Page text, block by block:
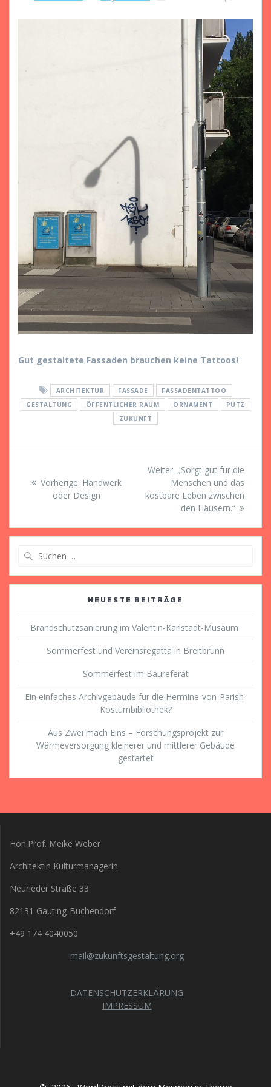
Gut gestaltete Fassaden brauchen keine Tattoos!
ARCHITEKTUR FASSADE
FASSADENTATTOO
GESTALTUNG
ÖFFENTLICHER RAUM ORNAMENT
PUTZ
ZUKUNFT
Beitragsnavigation
Vorherige: Vorheriger
Beitrag:
Handwerk
oder Design
Weiter:
Nächster
Beitrag:
„Sorgt gut für die
Menschen und das
kostbare Leben zwischen
den Häusern.“
NEUESTE BEITRÄGE
Brandschutzsanierung im Valentin-Karlstadt-Musäum
Sommerfest und Vereinsregatta in Breitbrunn
Sommerfest im Baureferat
Ein einfaches Archivgebäude für die Hermine-von-Parish-
Kostümbibliothek?
Aus Zwei mach Eins – Forschungsprojekt zur
Wärmeversorgung kleinerer und mittlerer Gebäude
gestartet
Hon.Prof. Meike Weber
Architektin Kulturmanagerin
Neurieder Straße 33
82131 Gauting-Buchendorf
+49 174 4040050
mail@zukunftsgestaltung.org
DATENSCHUTZERKLÄRUNG
IMPRESSUM